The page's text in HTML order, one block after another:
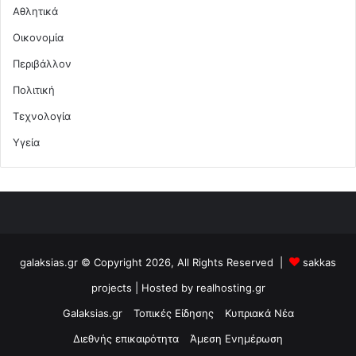
Αθλητικά
Οικονομία
Περιβάλλον
Πολιτική
Τεχνολογία
Υγεία
galaksias.gr © Copyright 2026, All Rights Reserved |
sakkas
projects | Hosted by realhosting.gr
Galaksias.gr
Τοπικές Είδησης
Κυπριακά Νέα
Διεθνής επικαιρότητα
Άμεση Ενημέρωση